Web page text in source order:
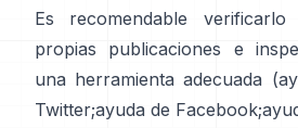
Es recomendable verificarlo
propias publicaciones e
una herramienta adecuada (
Twitter;ayuda de Facebook;